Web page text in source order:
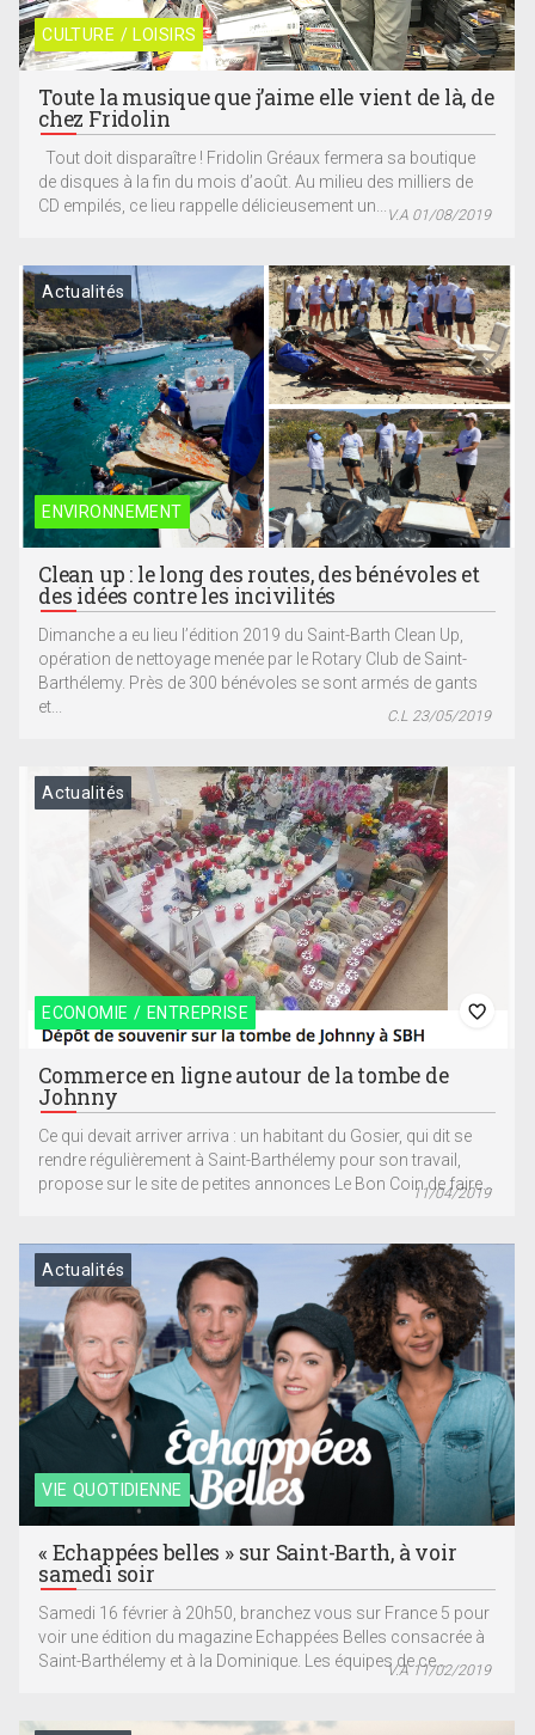
CULTURE / LOISIRS
Toute la musique que j’aime elle vient de là, de
chez Fridolin
Tout doit disparaître ! Fridolin Gréaux fermera sa boutique
de disques à la fin du mois d’août. Au milieu des milliers de
CD empilés, ce lieu rappelle délicieusement un...
V.A 01/08/2019
ENVIRONNEMENT
Actualités
Clean up : le long des routes, des bénévoles et
des idées contre les incivilités
Dimanche a eu lieu l’édition 2019 du Saint-Barth Clean Up,
opération de nettoyage menée par le Rotary Club de Saint-
Barthélemy. Près de 300 bénévoles se sont armés de gants
et...
C.L 23/05/2019
ECONOMIE / ENTREPRISE
Actualités
Commerce en ligne autour de la tombe de
Johnny
Ce qui devait arriver arriva : un habitant du Gosier, qui dit se
rendre régulièrement à Saint-Barthélemy pour son travail,
propose sur le site de petites annonces Le Bon Coin de faire...
11/04/2019
VIE QUOTIDIENNE
Actualités
« Echappées belles » sur Saint-Barth, à voir
samedi soir
Samedi 16 février à 20h50, branchez vous sur France 5 pour
voir une édition du magazine Echappées Belles consacrée à
Saint-Barthélemy et à la Dominique. Les équipes de ce...
V.A 11/02/2019